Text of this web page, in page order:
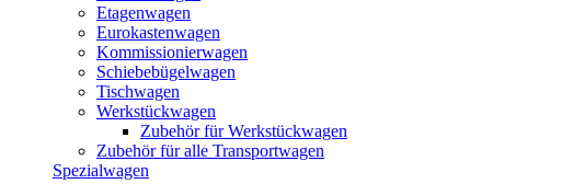
Etagenwagen
Eurokastenwagen
Kommissionierwagen
Schiebebügelwagen
Tischwagen
Werkstückwagen
Zubehör für Werkstückwagen
Zubehör für alle Transportwagen
Spezialwagen